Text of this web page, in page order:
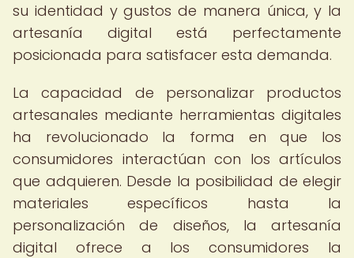
su identidad y gustos de manera única, y la
artesanía digital está perfectamente
posicionada para satisfacer esta demanda.
La capacidad de personalizar productos
artesanales mediante herramientas digitales
ha revolucionado la forma en que los
consumidores interactúan con los artículos
que adquieren. Desde la posibilidad de elegir
materiales específicos hasta la
personalización de diseños, la artesanía
digital ofrece a los consumidores la